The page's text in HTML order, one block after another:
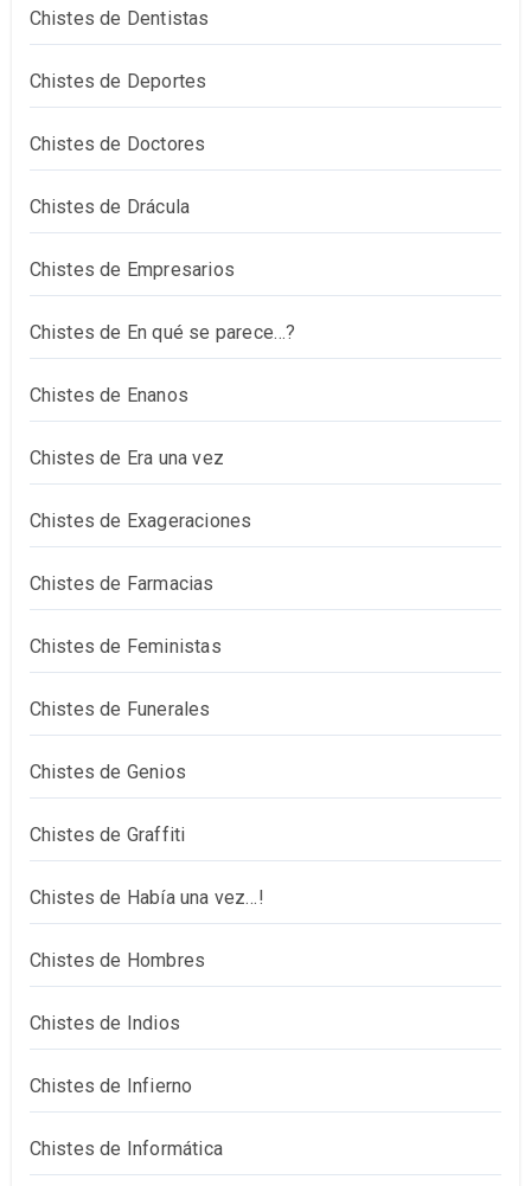
Chistes de Dentistas
Chistes de Deportes
Chistes de Doctores
Chistes de Drácula
Chistes de Empresarios
Chistes de En qué se parece…?
Chistes de Enanos
Chistes de Era una vez
Chistes de Exageraciones
Chistes de Farmacias
Chistes de Feministas
Chistes de Funerales
Chistes de Genios
Chistes de Graffiti
Chistes de Había una vez…!
Chistes de Hombres
Chistes de Indios
Chistes de Infierno
Chistes de Informática